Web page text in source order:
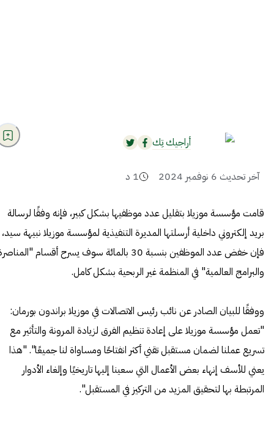
أراجيك تِك
آخر تحديث 6 نوفمبر 2024 1 د
قامت مؤسسة موزيلا بتقليل عدد موظفيها بشكل كبير، فإنه وفقًا لرسالة
بريد إلكتروني داخلية أرسلتها المديرة التنفيذية لمؤسسة موزيلا نبيهة سيد،
فإن خفض عدد الموظفين بنسبة 30 بالمائة سوف يسرح أقسام
والبرامج العالمية" في المنظمة غير الربحية بشكل كامل.
ووفقًا للبيان الصادر عن نائب رئيس الاتصالات في موزيلا براندون بورمان:
"تعمل مؤسسة موزيلا على إعادة تنظيم الفرق لزيادة المرونة والتأثير مع
تسريع عملنا لضمان مستقبل تقني أكثر انفتاحًا ومساواة لنا جميعًا". "هذا
يعني للأسف إنهاء بعض الأعمال التي سعينا إليها تاريخيًا وإلغاء الأدوار
المرتبطة بها لتحقيق المزيد من التركيز في المستقبل".